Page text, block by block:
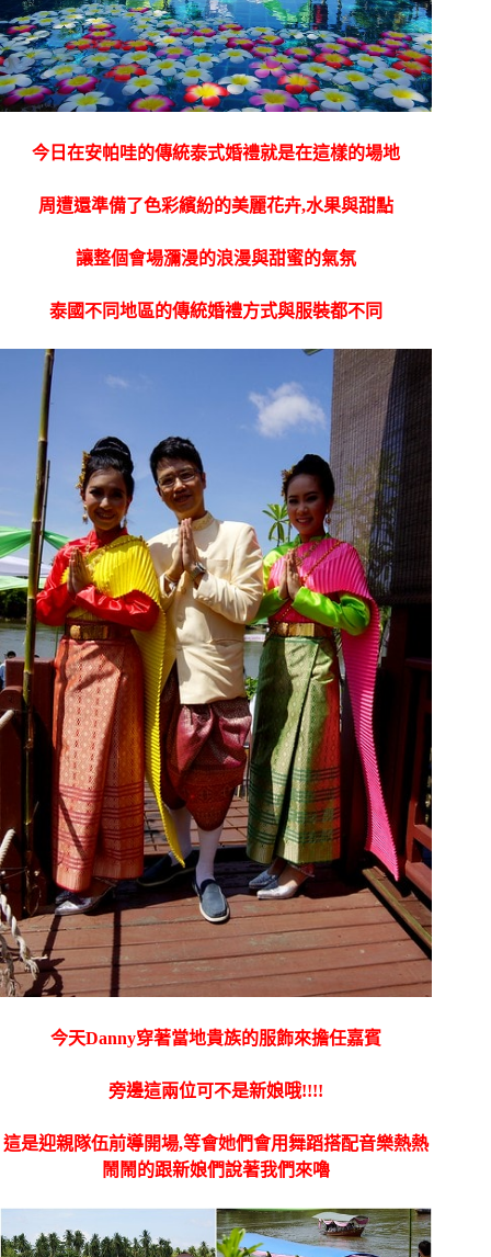
今日在安帕哇的傳統泰式婚禮就是在這樣的場地
周遭還準備了色彩繽紛的美麗花卉,水果與甜點
讓整個會場瀰漫的浪漫與甜蜜的氣氛
泰國不同地區的傳統婚禮方式與服裝都不同
今天Danny穿著當地貴族的服飾來擔任嘉賓
旁邊這兩位可不是新娘哦!!!!
這是迎親隊伍前導開場,等會她們會用舞蹈搭配音樂熱熱
鬧鬧的跟新娘們說著我們來嚕